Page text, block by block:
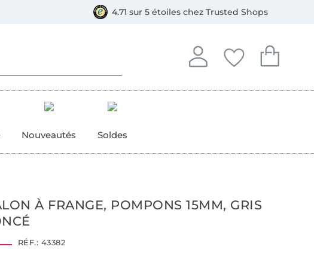
4.71 sur 5 étoiles chez Trusted Shops
Se connecter
Se connecter à votre
Mes favoris
Vous avez
Mon
Vous avez
Nouveautés Soldes
À FRANGE, POMPONS 15MM, GRIS
RÉF.: 43382
Virement, Bancontact